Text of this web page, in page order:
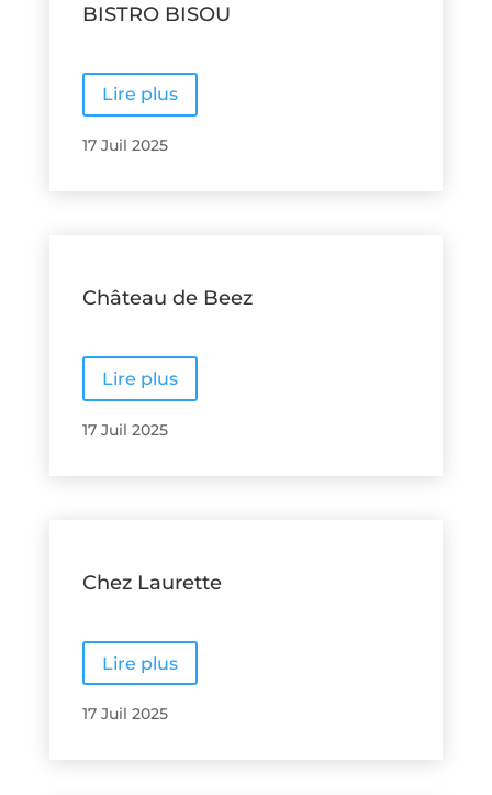
BISTRO BISOU
Lire plus
17 Juil 2025
Château de Beez
Lire plus
17 Juil 2025
Chez Laurette
Lire plus
17 Juil 2025